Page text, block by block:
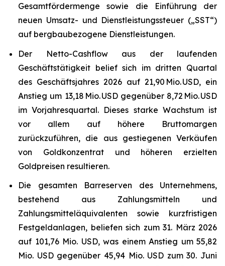
Gesamtfördermenge sowie die Einführung der
neuen Umsatz- und Dienstleistungssteuer („SST“)
auf bergbaubezogene Dienstleistungen.
Der Netto-Cashflow aus der laufenden
Geschäftstätigkeit belief sich im dritten Quartal
des Geschäftsjahres 2026 auf 21,90 Mio. USD, ein
Anstieg um 13,18 Mio. USD gegenüber 8,72 Mio. USD
im Vorjahresquartal. Dieses starke Wachstum ist
vor allem auf höhere Bruttomargen
zurückzuführen, die aus gestiegenen Verkäufen
von Goldkonzentrat und höheren erzielten
Goldpreisen resultieren.
Die gesamten Barreserven des Unternehmens,
bestehend aus Zahlungsmitteln und
Zahlungsmitteläquivalenten sowie kurzfristigen
Festgeldanlagen, beliefen sich zum 31. März 2026
auf 101,76 Mio. USD, was einem Anstieg um 55,82
Mio. USD gegenüber 45,94 Mio. USD zum 30. Juni